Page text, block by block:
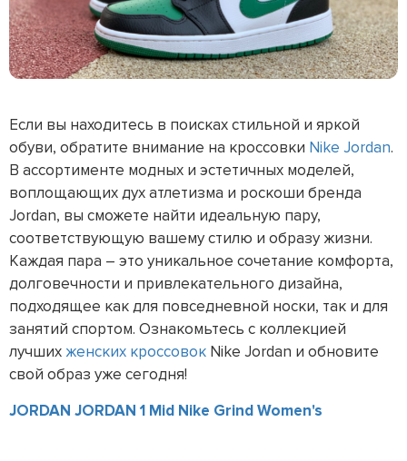
Если вы находитесь в поисках стильной и яркой
обуви, обратите внимание на кроссовки Nike Jordan.
В ассортименте модных и эстетичных моделей,
воплощающих дух атлетизма и роскоши бренда
Jordan, вы сможете найти идеальную пару,
соответствующую вашему стилю и образу жизни.
Каждая пара – это уникальное сочетание комфорта,
долговечности и привлекательного дизайна,
подходящее как для повседневной носки, так и для
занятий спортом. Ознакомьтесь с коллекцией
лучшихженских кроссовок Nike Jordan и обновите
свой образ уже сегодня!
JORDAN JORDAN 1 Mid Nike Grind Women's